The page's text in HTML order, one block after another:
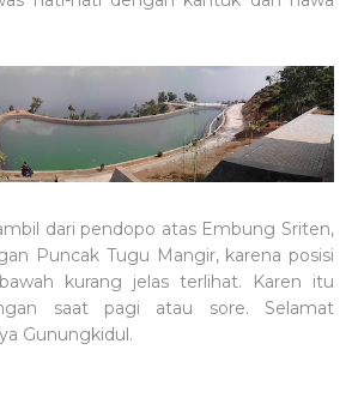
dari pendopo atas Embung Sriten,
Puncak Tugu Mangir, karena posisi
kurang jelas terlihat. Karen itu
saat pagi atau sore. Selamat
Gunungkidul.